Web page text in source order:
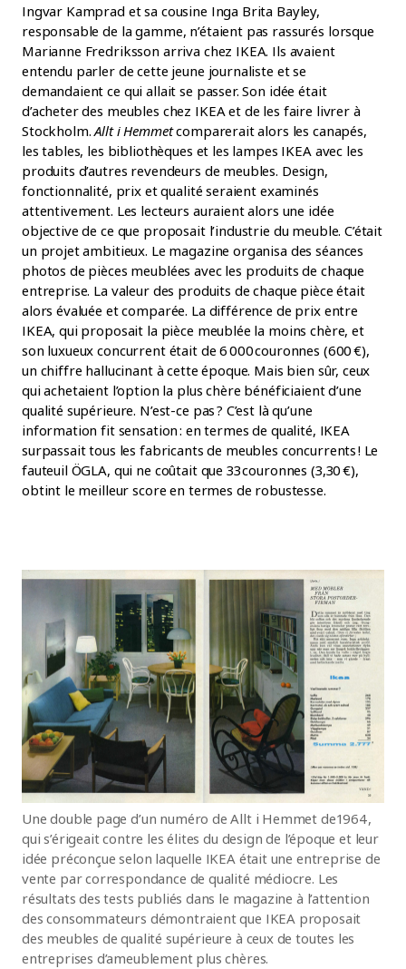
Ingvar Kamprad et sa cousine Inga Brita Bayley,
responsable de la gamme, n’étaient pas rassurés lorsque
Marianne Fredriksson arriva chez IKEA. Ils avaient
entendu parler de cette jeune journaliste et se
demandaient ce qui allait se passer. Son idée était
d’acheter des meubles chez IKEA et de les faire livrer à
Stockholm.Allt i Hemmetcomparerait alors les canapés,
les tables, les bibliothèques et les lampes IKEA avec les
produits d’autres revendeurs de meubles. Design,
fonctionnalité, prix et qualité seraient examinés
attentivement. Les lecteurs auraient alors une idée
objective de ce que proposait l’industrie du meuble. C’était
un projet ambitieux. Le magazine organisa des séances
photos de pièces meublées avec les produits de chaque
entreprise. La valeur des produits de chaque pièce était
alors évaluée et comparée. La différence de prix entre
IKEA, qui proposait la pièce meublée la moins chère, et
son luxueux concurrent était de 6 000 couronnes (600 €),
un chiffre hallucinant à cette époque. Mais bien sûr, ceux
qui achetaient l’option la plus chère bénéficiaient d’une
qualité supérieure. N’est-ce pas ? C’est là qu’une
information fit sensation : en termes de qualité, IKEA
surpassait tous les fabricants de meubles concurrents ! Le
fauteuil ÖGLA, qui ne coûtait que 33 couronnes (3,30 €),
obtint le meilleur score en termes de robustesse.
Une double page d’un numéro de Allt i Hemmet de 1964,
qui s’érigeait contre les élites du design de l’époque et leur
idée préconçue selon laquelle IKEA était une entreprise de
vente par correspondance de qualité médiocre. Les
résultats des tests publiés dans le magazine à l’attention
des consommateurs démontraient que IKEA proposait
des meubles de qualité supérieure à ceux de toutes les
entreprises d’ameublement plus chères.